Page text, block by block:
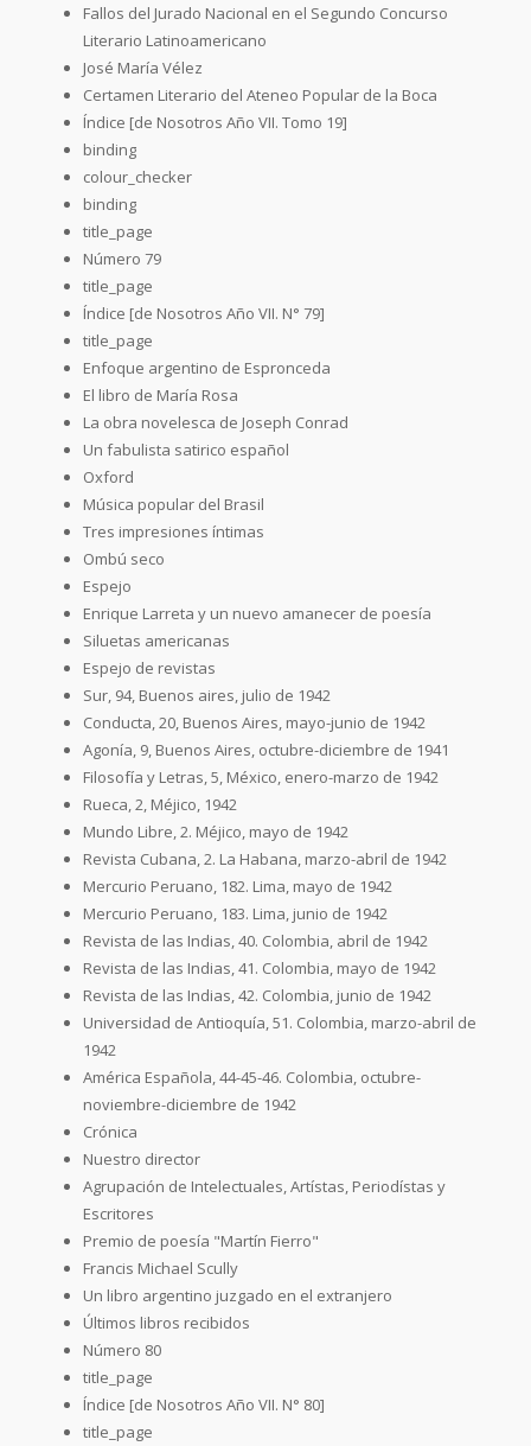
Fallos del Jurado Nacional en el Segundo Concurso
Literario Latinoamericano
José María Vélez
Certamen Literario del Ateneo Popular de la Boca
Índice [de Nosotros Año VII. Tomo 19]
binding
colour_checker
binding
title_page
Número 79
title_page
Índice [de Nosotros Año VII. N° 79]
title_page
Enfoque argentino de Espronceda
El libro de María Rosa
La obra novelesca de Joseph Conrad
Un fabulista satirico español
Oxford
Música popular del Brasil
Tres impresiones íntimas
Ombú seco
Espejo
Enrique Larreta y un nuevo amanecer de poesía
Siluetas americanas
Espejo de revistas
Sur, 94, Buenos aires, julio de 1942
Conducta, 20, Buenos Aires, mayo-junio de 1942
Agonía, 9, Buenos Aires, octubre-diciembre de 1941
Filosofía y Letras, 5, México, enero-marzo de 1942
Rueca, 2, Méjico, 1942
Mundo Libre, 2. Méjico, mayo de 1942
Revista Cubana, 2. La Habana, marzo-abril de 1942
Mercurio Peruano, 182. Lima, mayo de 1942
Mercurio Peruano, 183. Lima, junio de 1942
Revista de las Indias, 40. Colombia, abril de 1942
Revista de las Indias, 41. Colombia, mayo de 1942
Revista de las Indias, 42. Colombia, junio de 1942
Universidad de Antioquía, 51. Colombia, marzo-abril de
1942
América Española, 44-45-46. Colombia, octubre-
noviembre-diciembre de 1942
Crónica
Nuestro director
Agrupación de Intelectuales, Artístas, Periodístas y
Escritores
Premio de poesía "Martín Fierro"
Francis Michael Scully
Un libro argentino juzgado en el extranjero
Últimos libros recibidos
Número 80
title_page
Índice [de Nosotros Año VII. N° 80]
title_page